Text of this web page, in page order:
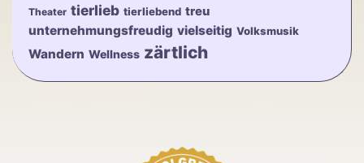
Theater tierlieb tierliebend treu
unternehmungsfreudig vielseitig Volksmusik
Wandern Wellness zärtlich